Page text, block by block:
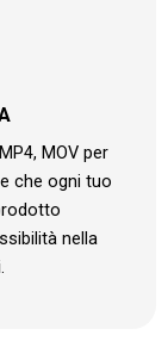
MOV per
che ogni tuo
nella